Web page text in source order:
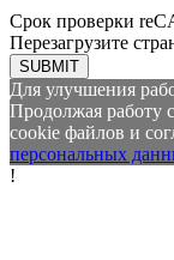
Срок проверки
Перезагрузите
SUBMIT
Для улучшения
Продолжая работу
cookie файлов и
персональных
!